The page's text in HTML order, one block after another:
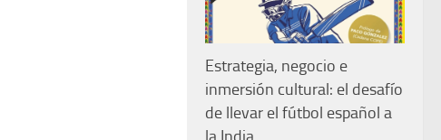
Estrategia, negocio e
inmersión cultural: el desafío
de llevar el fútbol español a